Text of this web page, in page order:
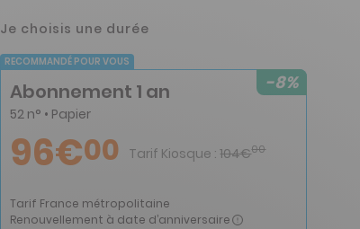
Je choisis une durée
RECOMMANDÉ POUR VOUS
-8%
Abonnement 1 an
52 n° • Papier
96€00 Tarif Kiosque : 104€00
Tarif France métropolitaine
Renouvellement à date d’anniversaire